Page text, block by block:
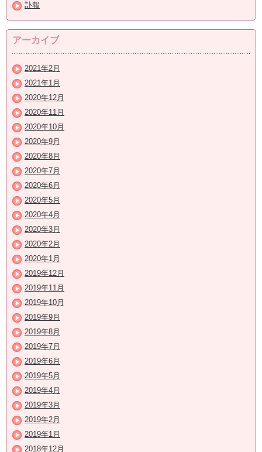
訃報
アーカイブ
2021年2月
2021年1月
2020年12月
2020年11月
2020年10月
2020年9月
2020年8月
2020年7月
2020年6月
2020年5月
2020年4月
2020年3月
2020年2月
2020年1月
2019年12月
2019年11月
2019年10月
2019年9月
2019年8月
2019年7月
2019年6月
2019年5月
2019年4月
2019年3月
2019年2月
2019年1月
2018年12月